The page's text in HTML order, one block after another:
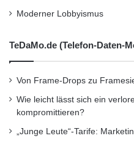
Moderner Lobbyismus
TeDaMo.de (Telefon-Daten-
Von Frame-Drops zu
Wie leicht lässt sich ein
kompromittieren?
„Junge Leute“-Tarife: